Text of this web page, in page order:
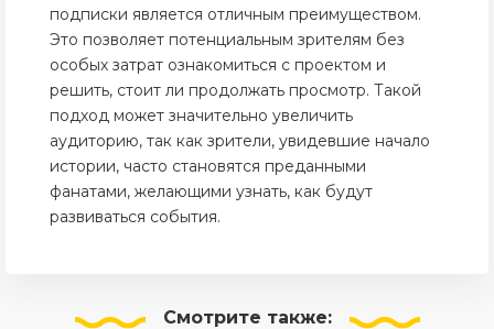
подписки является отличным преимуществом.
Это позволяет потенциальным зрителям без
особых затрат ознакомиться с проектом и
решить, стоит ли продолжать просмотр. Такой
подход может значительно увеличить
аудиторию, так как зрители, увидевшие начало
истории, часто становятся преданными
фанатами, желающими узнать, как будут
развиваться события.
Смотрите также: